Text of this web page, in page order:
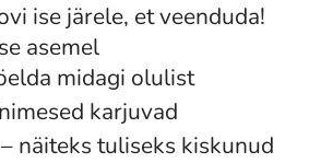
ise järele, et veenduda!
asemel
midagi olulist
karjuvad
näiteks tuliseks kiskunud